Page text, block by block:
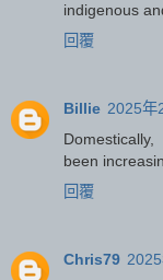
indigenous
回覆
Billie 2025年
been
回覆
Chris79